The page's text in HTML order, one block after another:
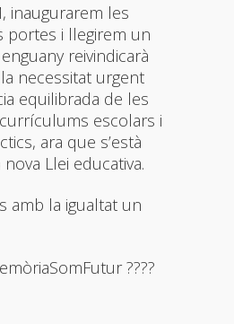
inaugurarem les
portes i llegirem un
reivindicarà
necessitat urgent
equilibrada de les
escolars i
ara que s’està
Llei educativa.
amb la igualtat un
????